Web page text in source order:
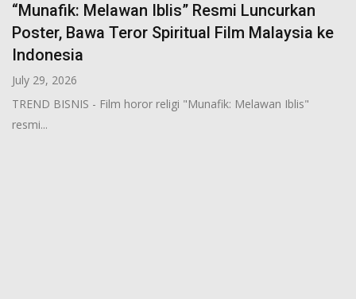
“Munafik: Melawan Iblis” Resmi Luncurkan
Poster, Bawa Teror Spiritual Film Malaysia ke
Indonesia
July 29, 2026
TREND BISNIS - Film horor religi "Munafik: Melawan Iblis"
resmi...